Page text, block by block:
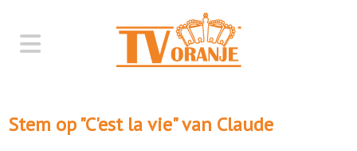
Stem op "C'est la vie" van Claude